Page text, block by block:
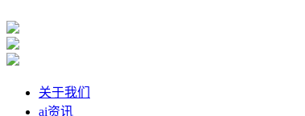
关于我们
ai资讯